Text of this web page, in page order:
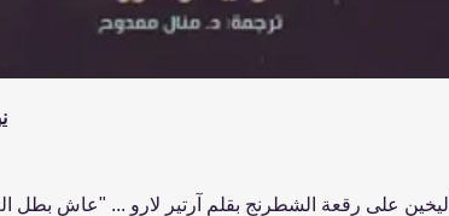
أليخين على رقعة الشطرنج بقلم آرتير لارو ... "عاش بطل